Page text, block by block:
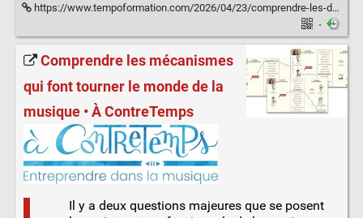
https://www.tempoformation.com/2026/04/23/comprendre-les-droits-voisins-un-levier-essentiel-et-meconnu-pour-les-artistes/
·
Comprendre les mécanismes
qui font tourner le monde de la
musique • À ContreTemps
Il y a deux questions majeures que se posent